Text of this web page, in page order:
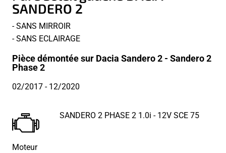
SANDERO 2
- SANS MIRROIR
- SANS ECLAIRAGE
Pièce démontée sur Dacia Sandero 2 - Sandero 2
Phase 2
02/2017- 12/2020
Moteur
SANDERO 2 PHASE 2 1.0i - 12V SCE 75